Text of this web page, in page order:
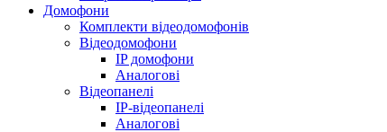
Домофони
Комплекти відеодомофонів
Відеодомофони
IP домофони
Аналогові
Відеопанелі
IP-відеопанелі
Аналогові